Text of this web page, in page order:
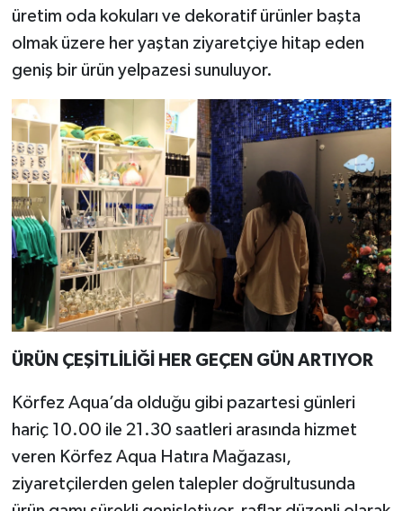
üretim oda kokuları ve dekoratif ürünler başta
olmak üzere her yaştan ziyaretçiye hitap eden
geniş bir ürün yelpazesi sunuluyor.
ÜRÜN ÇEŞİTLİLİĞİ HER GEÇEN GÜN ARTIYOR
Körfez Aqua’da olduğu gibi pazartesi günleri
hariç 10.00 ile 21.30 saatleri arasında hizmet
veren Körfez Aqua Hatıra Mağazası,
ziyaretçilerden gelen talepler doğrultusunda